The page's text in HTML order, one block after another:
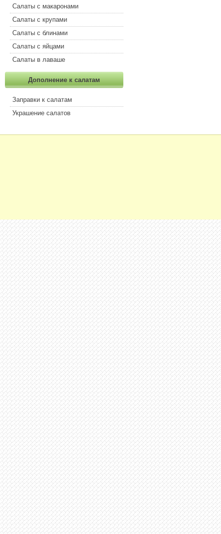
Салаты с макаронами
Салаты с крупами
Салаты с блинами
Салаты с яйцами
Салаты в лаваше
Дополнение к салатам
Заправки к салатам
Украшение салатов